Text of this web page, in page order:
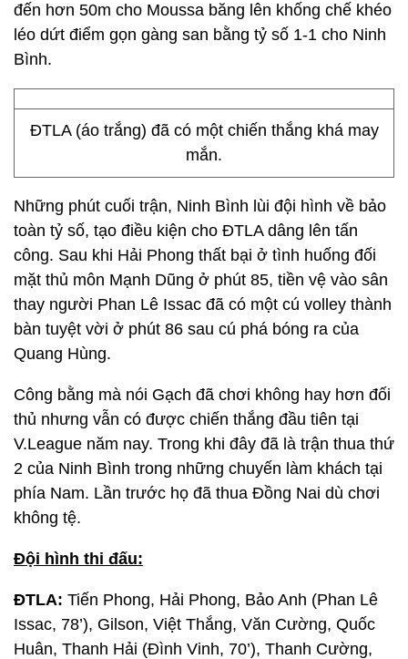
đến hơn 50m cho Moussa băng lên khống chế khéo
léo dứt điểm gọn gàng san bằng tỷ số 1-1 cho Ninh
Bình.
ĐTLA (áo trắng) đã có một chiến thắng khá may
mắn.
Những phút cuối trận, Ninh Bình lùi đội hình về bảo
toàn tỷ số, tạo điều kiện cho ĐTLA dâng lên tấn
công. Sau khi Hải Phong thất bại ở tình huống đối
mặt thủ môn Mạnh Dũng ở phút 85, tiền vệ vào sân
thay người Phan Lê Issac đã có một cú volley thành
bàn tuyệt vời ở phút 86 sau cú phá bóng ra của
Quang Hùng.
Công bằng mà nói Gạch đã chơi không hay hơn đối
thủ nhưng vẫn có được chiến thắng đầu tiên tại
V.League năm nay. Trong khi đây đã là trận thua thứ
2 của Ninh Bình trong những chuyến làm khách tại
phía Nam. Lần trước họ đã thua Đồng Nai dù chơi
không tệ.
Đội hình thi đấu:
ĐTLA: Tiến Phong, Hải Phong, Bảo Anh (Phan Lê
Issac, 78’), Gilson, Việt Thắng, Văn Cường, Quốc
Huân, Thanh Hải (Đình Vinh, 70’), Thanh Cường,